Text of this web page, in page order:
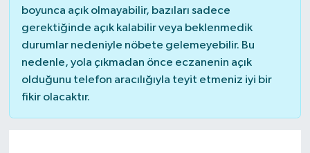
boyunca açık olmayabilir, bazıları sadece
gerektiğinde açık kalabilir veya beklenmedik
durumlar nedeniyle nöbete gelemeyebilir. Bu
nedenle, yola çıkmadan önce eczanenin açık
olduğunu telefon aracılığıyla teyit etmeniz iyi bir
fikir olacaktır.